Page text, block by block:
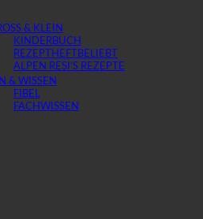
& KLEIN
KINDERBUCH
REZEPTHEFT
ALPEN RESI’S REZEPTE
& WISSEN
FIBEL
FACHWISSEN